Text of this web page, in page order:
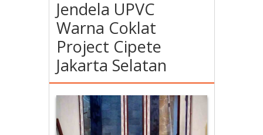
Jendela UPVC
Warna Coklat
Project Cipete
Jakarta Selatan